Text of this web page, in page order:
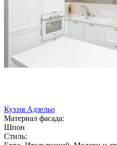
Кухня Адзельо
Материал фасада:
Шпон
Стиль: